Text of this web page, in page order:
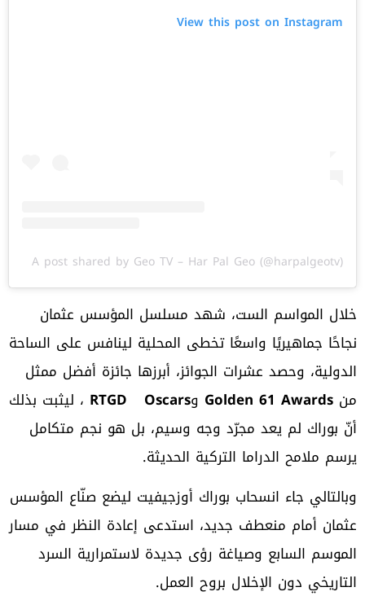
View this post on Instagram
A post shared by Geo TV – Har Pal Geo (@harpalgeotv)
خلال المواسم الست، شهد مسلسل المؤسس عثمان
نجاحًا جماهيريًا واسعًا تخطى المحلية لينافس على الساحة
الدولية، وحصد عشرات الجوائز، أبرزها جائزة أفضل ممثل
من Golden 61 Awards و RTGD Oscars
، ليثبت بذلك
أنّ بوراك لم يعد مجرّد وجه وسيم، بل هو نجم متكامل
يرسم ملامح الدراما التركية الحديثة.
وبالتالي جاء انسحاب بوراك أوزجيفيت ليضع صنّاع المؤسس
عثمان أمام منعطف جديد، استدعى إعادة النظر في مسار
الموسم السابع وصياغة رؤى جديدة لاستمرارية السرد
التاريخي دون الإخلال بروح العمل.